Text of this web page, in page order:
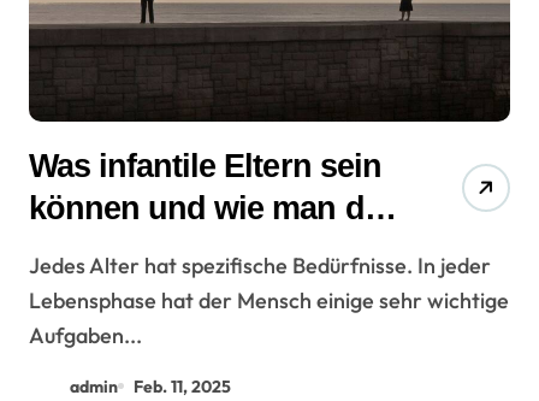
Was infantile Eltern sein
können und wie man das
Problem löst?
Jedes Alter hat spezifische Bedürfnisse. In jeder
Lebensphase hat der Mensch einige sehr wichtige
Aufgaben...
admin Feb. 11, 2025